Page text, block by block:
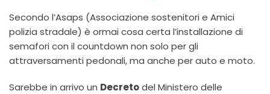
Secondo l’Asaps (Associazione sostenitori e Amici
polizia stradale) è ormai cosa certa l’installazione di
semafori con il countdown non solo per gli
attraversamenti pedonali, ma anche per auto e moto.
Sarebbe in arrivo un Decretodel Ministero delle